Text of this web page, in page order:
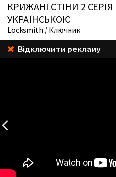
КРИЖАНІ СТІНИ 2
УКРАЇНСЬКОЮ
Locksmith / Ключник
Відключити рекламу